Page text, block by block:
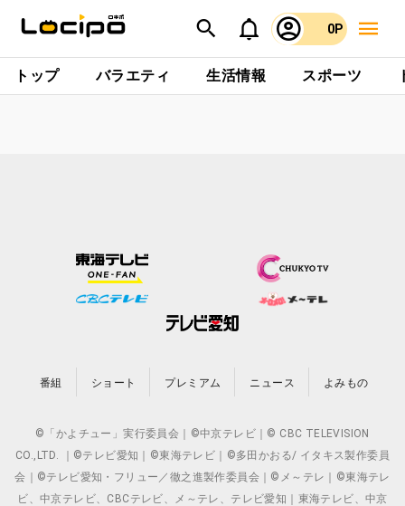
0P
トップ バラエティ 生活情報 スポーツ
番組 ショート プレミアム ニュース よみもの
©「かよチュー」実行委員会｜©中京テレビ｜© CBC TELEVISION
CO.,LTD. ｜©テレビ愛知｜©東海テレビ｜©多田かおる/ イタキス製作委員
会｜©テレビ愛知・フリュー／徹之進製作委員会｜©メ～テレ｜©東海テレ
ビ、中京テレビ、CBCテレビ、メ～テレ、テレビ愛知｜東海テレビ、中京